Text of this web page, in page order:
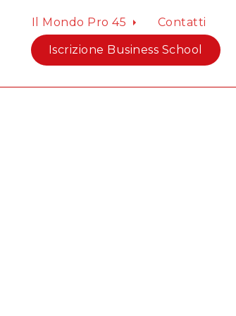
Il Mondo Pro 45 Contatti
Iscrizione Business School